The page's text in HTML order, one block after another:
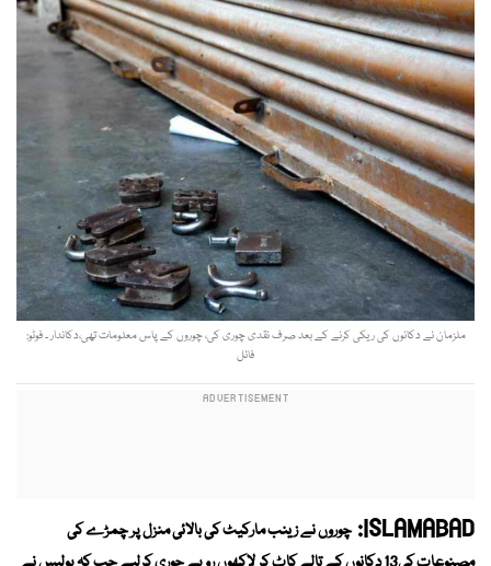
ملزمان نے دکانوں کی ریکی کرنے کے بعد صرف نقدی چوری کی، چوروں کے پاس معلومات تھی،دکاندار ۔ فوٹو:
فائل
ISLAMABAD: چوروں نے زینب مارکیٹ کی بالائی منزل پر چمڑے کی